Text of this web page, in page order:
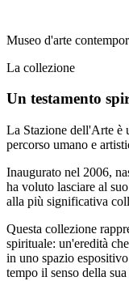
Museo d'arte
La collezione
Un testamento
La Stazione dell'Arte è
percorso umano e
Inaugurato nel 2006,
ha voluto lasciare al
alla più significativa
Questa collezione
spirituale: un'eredità
in uno spazio
tempo il senso della sua